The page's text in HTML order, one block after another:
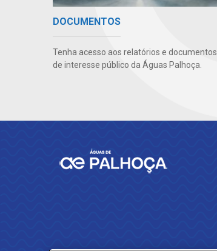
DOCUMENTOS
Tenha acesso aos relatórios e documentos
de interesse público da Águas Palhoça.